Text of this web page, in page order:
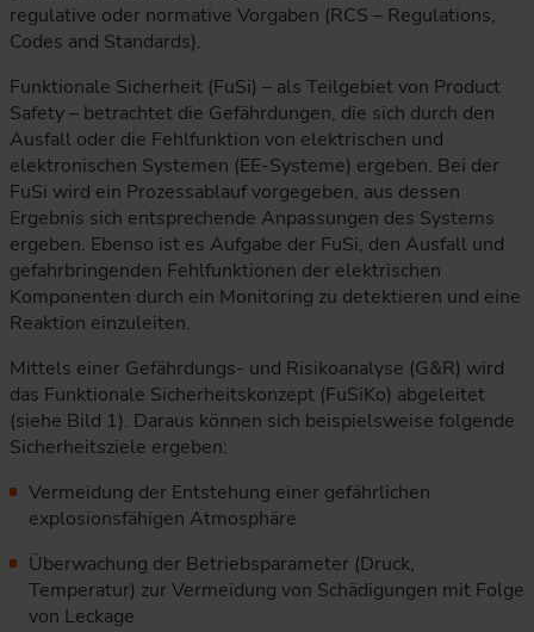
regulative oder normative Vorgaben (RCS – Regulations,
Codes and Standards).
Funktionale Sicherheit (FuSi) – als Teilgebiet von Product
Safety – betrachtet die Gefährdungen, die sich durch den
Ausfall oder die Fehlfunktion von elektrischen und
elektronischen Systemen (EE-Systeme) ergeben. Bei der
FuSi wird ein Prozessablauf vorgegeben, aus dessen
Ergebnis sich entsprechende Anpassungen des Systems
ergeben. Ebenso ist es Aufgabe der FuSi, den Ausfall und
gefahrbringenden Fehlfunktionen der elektrischen
Komponenten durch ein Monitoring zu detektieren und eine
Reaktion einzuleiten.
Mittels einer Gefährdungs- und Risikoanalyse (G&R) wird
das Funktionale Sicherheitskonzept (FuSiKo) abgeleitet
(siehe Bild 1). Daraus können sich beispielsweise folgende
Sicherheitsziele ergeben:
Vermeidung der Entstehung einer gefährlichen
explosionsfähigen Atmosphäre
Überwachung der Betriebsparameter (Druck,
Temperatur) zur Vermeidung von Schädigungen mit Folge
von Leckage